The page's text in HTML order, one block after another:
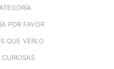
POR FAVOR
QUE VERLO
CURIOSAS